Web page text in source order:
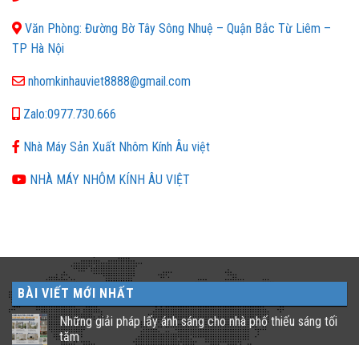
Văn Phòng: Đường Bờ Tây Sông Nhuệ – Quận Bắc Từ Liêm –
TP Hà Nội
nhomkinhauviet8888@gmail.com
Zalo:0977.730.666
Nhà Máy Sản Xuất Nhôm Kính Âu việt
NHÀ MÁY NHÔM KÍNH ÂU VIỆT
BÀI VIẾT MỚI NHẤT
Những giải pháp lấy ánh sáng cho nhà phố thiếu sáng tối
tăm